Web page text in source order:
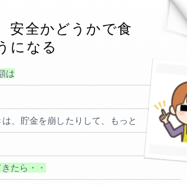
安全かどうかで食
になる
は
、貯金を崩したりして、もっと
たら・・